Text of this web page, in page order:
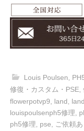
Louis Poulsen
修復・カスタム・PSE
flowerpotvp9, land,
louispoulsenph5修理,
ph5修理, pse, ご依頼